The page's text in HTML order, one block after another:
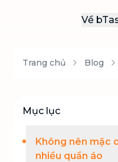
Về
Trang chủ Blog
Mục lục
Không nên mặc
nhiều quần áo